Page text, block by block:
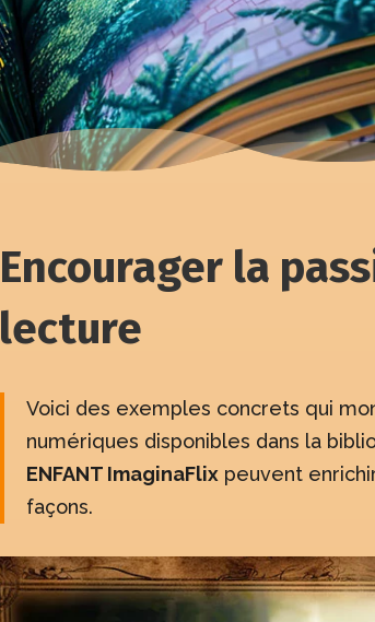
Encourager la
lecture
Voici des exemples concrets qui
numériques disponibles dans la
ENFANT ImaginaFlix peuvent
façons.